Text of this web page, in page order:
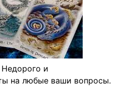
Недорого и
на любые ваши вопросы.